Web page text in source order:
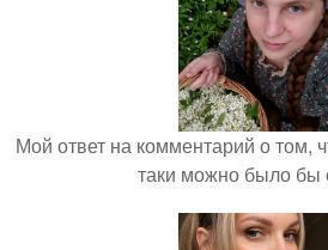
Мой ответ на комментарий о том,
таки можно было бы